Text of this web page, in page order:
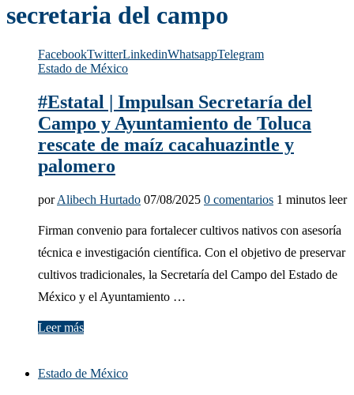
secretaria del campo
FacebookTwitterLinkedinWhatsappTelegram
Estado de México
#Estatal | Impulsan Secretaría del
Campo y Ayuntamiento de Toluca
rescate de maíz cacahuazintle y
palomero
porAlibech Hurtado 07/08/2025 0 comentarios 1 minutos leer
Firman convenio para fortalecer cultivos nativos con asesoría
técnica e investigación científica. Con el objetivo de preservar
cultivos tradicionales, la Secretaría del Campo del Estado de
México y el Ayuntamiento …
Leer más
Estado de México